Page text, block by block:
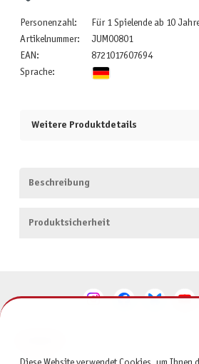
Personenzahl:
Für 1 Spielende ab 10
Artikelnummer:
JUM00801
EAN:
8721017607694
Sprache:
Weitere Produktdetails
Beschreibung
Produktsicherheit